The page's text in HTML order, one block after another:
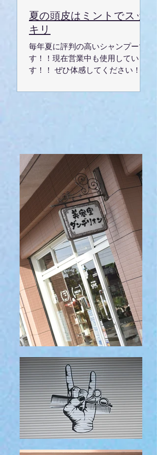
夏の頭皮はミントでスッ
キリ
毎年夏に評判の高いシャンプーで
す！！現在営業中も使用していま
す！！ ぜひ体感してください！ 久